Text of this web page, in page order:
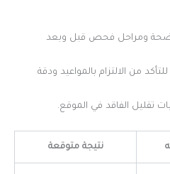
ومراحل فحص قبل وبعد
من الالتزام بالمواعيد ودقة
تقليل الفاقد في الموقع.
نتيجة متوقعة